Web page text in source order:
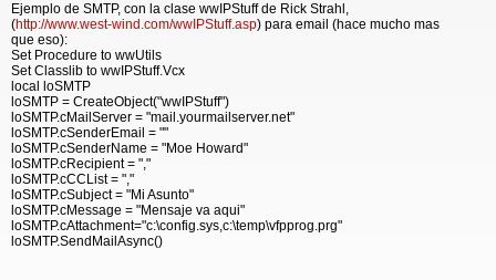
Ejemplo de SMTP, con la clase wwIPStuff de Rick Strahl,
(http://www.west-wind.com/wwIPStuff.asp) para email (hace mucho mas
que eso):
Set Procedure to wwUtils
Set Classlib to wwIPStuff.Vcx
local loSMTP
loSMTP = CreateObject("wwIPStuff")
loSMTP.cMailServer = "mail.yourmailserver.net"
loSMTP.cSenderEmail = ""
loSMTP.cSenderName = "Moe Howard"
loSMTP.cRecipient = ","
loSMTP.cCCList = ","
loSMTP.cSubject = "Mi Asunto"
loSMTP.cMessage = "Mensaje va aqui"
loSMTP.cAttachment="c:\config.sys,c:\temp\vfpprog.prg"
loSMTP.SendMailAsync()